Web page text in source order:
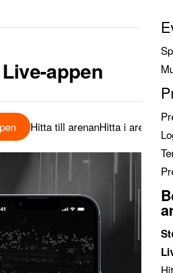
appen
Hitta till arenanHitta i arenan
Pause